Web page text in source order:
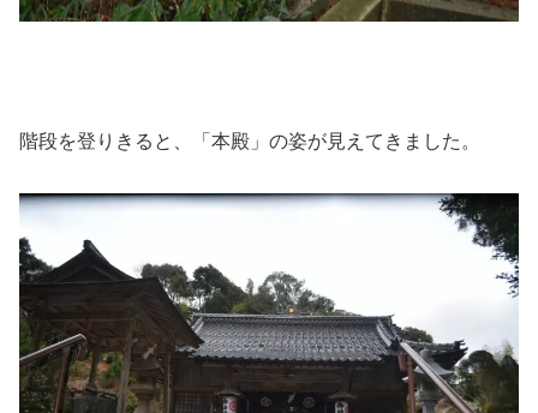
階段を登りきると、「本殿」の姿が見えてきました。